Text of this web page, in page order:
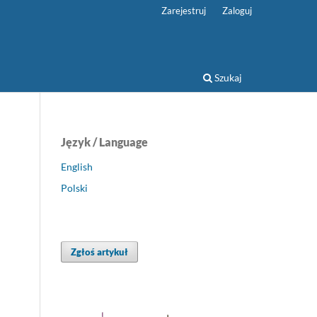
Szukaj
Zarejestruj Zaloguj
Język / Language
English
Polski
Zgłoś artykuł